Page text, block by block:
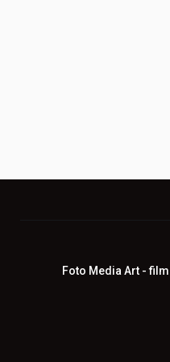
Foto Media Art -